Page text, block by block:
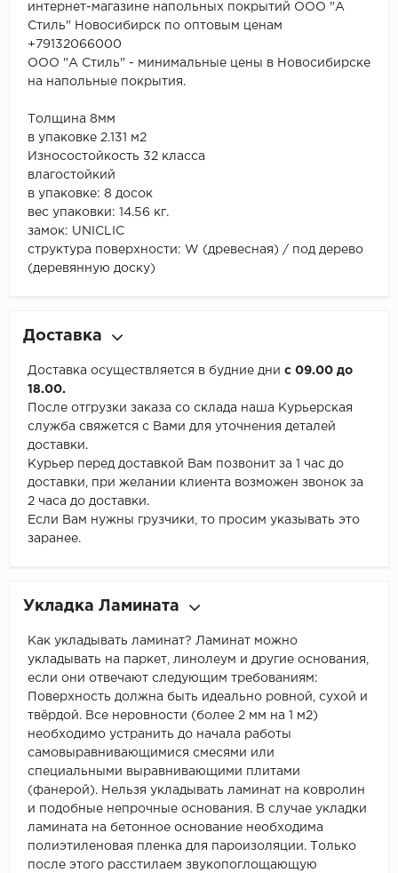
интернет-магазине напольных покрытий ООО "А
Стиль" Новосибирск по оптовым ценам
+79132066000
ООО "А Стиль" - минимальные цены в Новосибирске
на напольные покрытия.
Толщина 8мм
в упаковке 2.131 м2
Износостойкость 32 класса
влагостойкий
в упаковке: 8 досок
вес упаковки: 14.56 кг.
замок: UNICLIC
структура поверхности: W (древесная) / под дерево
(деревянную доску)
Доставка
Доставка осуществляется в будние дни с 09.00 до
18.00.
После отгрузки заказа со склада наша Курьерская
служба свяжется с Вами для уточнения деталей
доставки.
Курьер перед доставкой Вам позвонит за 1 час до
доставки, при желании клиента возможен звонок за
2 часа до доставки.
Если Вам нужны грузчики, то просим указывать это
заранее.
Укладка Ламината
Как укладывать ламинат? Ламинат можно
укладывать на паркет, линолеум и другие основания,
если они отвечают следующим требованиям:
Поверхность должна быть идеально ровной, сухой и
твёрдой. Все неровности (более 2 мм на 1 м2)
необходимо устранить до начала работы
самовыравнивающимися смесями или
специальными выравнивающими плитами
(фанерой). Нельзя укладывать ламинат на ковролин
и подобные непрочные основания. В случае укладки
ламината на бетонное основание необходима
полиэтиленовая пленка для пароизоляции. Только
после этого расстилаем звукопоглощающую